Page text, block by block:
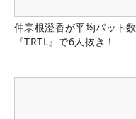
仲宗根澄香が平均パット数
『TRTL』で6人抜き！